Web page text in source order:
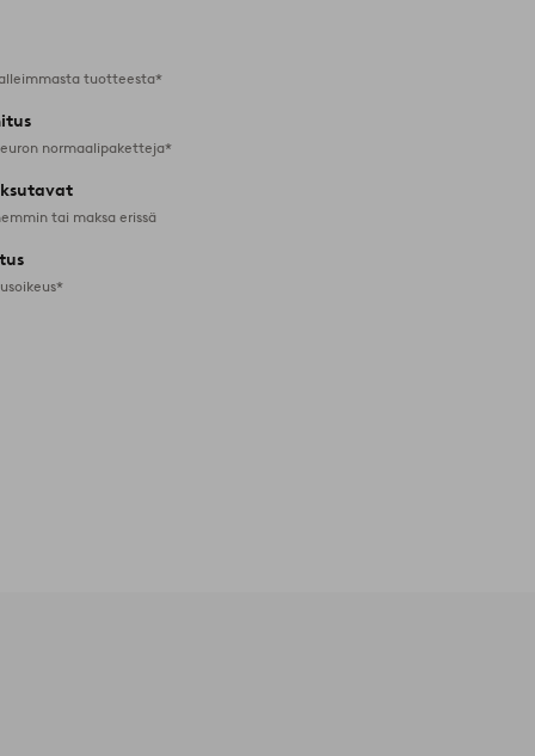
tuotteesta*
normaalipaketteja*
tai maksa erissä